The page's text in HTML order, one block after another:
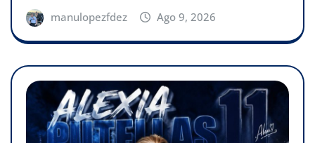
manulopezfdez Ago 9, 2026